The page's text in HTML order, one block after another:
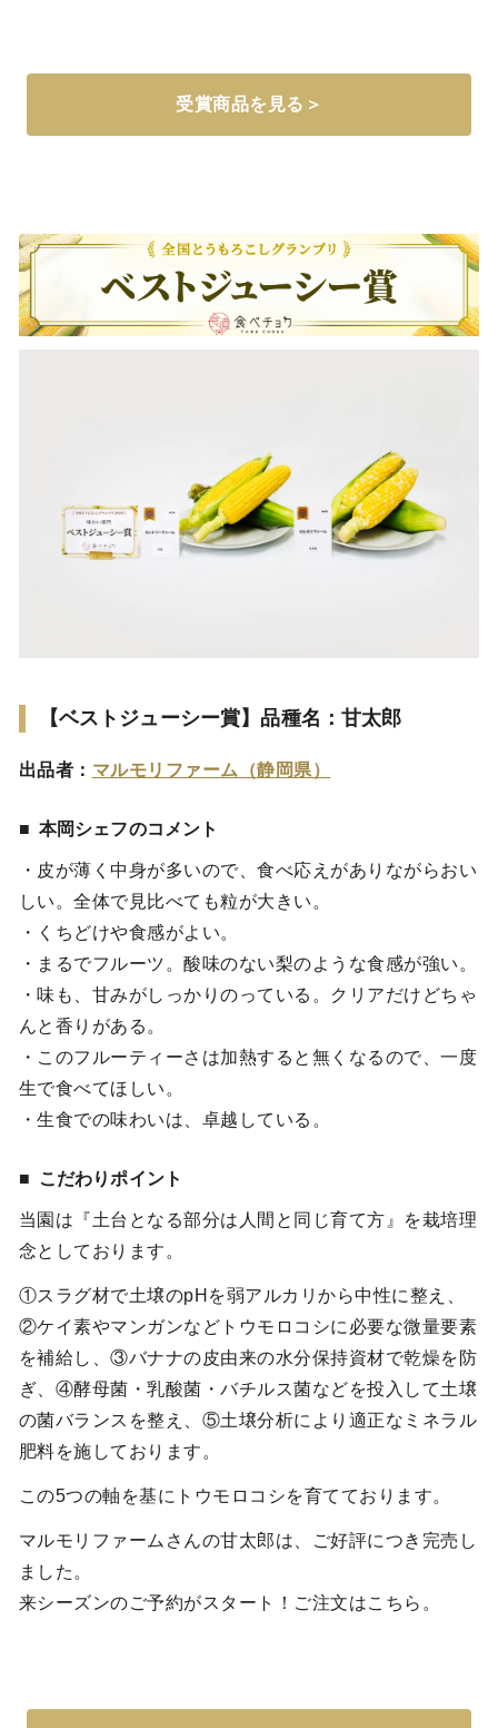
受賞商品を見る＞
【ベストジューシー賞】品種名：甘太郎
出品者： マルモリファーム（静岡県）
本岡シェフのコメント
・皮が薄く中身が多いので、食べ応えがありながらおい
しい。全体で見比べても粒が大きい。
・くちどけや食感がよい。
・まるでフルーツ。酸味のない梨のような食感が強い。
・味も、甘みがしっかりのっている。クリアだけどちゃ
んと香りがある。
・このフルーティーさは加熱すると無くなるので、一度
生で食べてほしい。
・生食での味わいは、卓越している。
こだわりポイント
当園は『土台となる部分は人間と同じ育て方』を栽培理
念としております。
①スラグ材で土壌のpHを弱アルカリから中性に整え、
②ケイ素やマンガンなどトウモロコシに必要な微量要素
を補給し、③バナナの皮由来の水分保持資材で乾燥を防
ぎ、④酵母菌・乳酸菌・バチルス菌などを投入して土壌
の菌バランスを整え、⑤土壌分析により適正なミネラル
肥料を施しております。
この5つの軸を基にトウモロコシを育てております。
マルモリファームさんの甘太郎は、ご好評につき完売し
ました。
来シーズンのご予約がスタート！ご注文はこちら。